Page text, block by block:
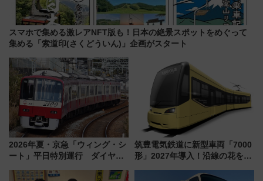
スマホで集める激レアNFT版も！日本の絶景スポットをめぐって
集める「索道印(さくどういん)」企画がスタート
2026年夏・京急「ウィング・シ
ート」平日特別運行 ダイヤ・
三浦海岸を堪能できるお出かけ
筑豊電気鉄道に新型車両「7000
形」2027年導入！沿線の花をイ
内は落ち着いたゆとりある空間